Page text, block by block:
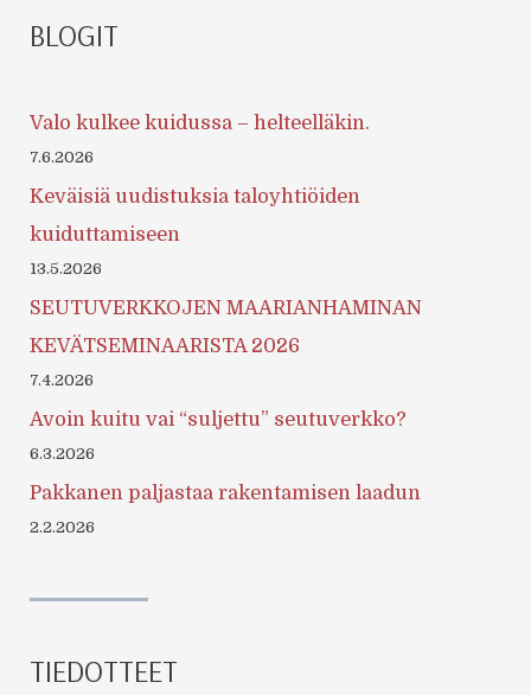
BLOGIT
Valo kulkee kuidussa – helteelläkin.
7.6.2026
Keväisiä uudistuksia taloyhtiöiden
kuiduttamiseen
13.5.2026
SEUTUVERKKOJEN MAARIANHAMINAN
KEVÄTSEMINAARISTA 2026
7.4.2026
Avoin kuitu vai “suljettu” seutuverkko?
6.3.2026
Pakkanen paljastaa rakentamisen laadun
2.2.2026
TIEDOTTEET